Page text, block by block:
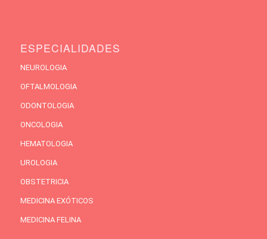
ESPECIALIDADES
NEUROLOGIA
OFTALMOLOGIA
ODONTOLOGIA
ONCOLOGIA
HEMATOLOGIA
UROLOGIA
OBSTETRICIA
MEDICINA EXÓTICOS
MEDICINA FELINA